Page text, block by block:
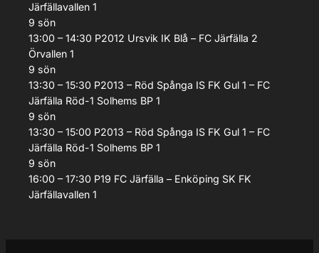
Järfällavallen 1
9 sön
13:00 – 14:30 P2012 Ursvik IK Blå – FC Järfälla 2
Örvallen 1
9 sön
13:30 – 15:30 P2013 – Röd Spånga IS FK Gul 1 – FC
Järfälla Röd-1 Solhems BP 1
9 sön
13:30 – 15:00 P2013 – Röd Spånga IS FK Gul 1 – FC
Järfälla Röd-1 Solhems BP 1
9 sön
16:00 – 17:30 P19 FC Järfälla – Enköping SK FK
Järfällavallen 1